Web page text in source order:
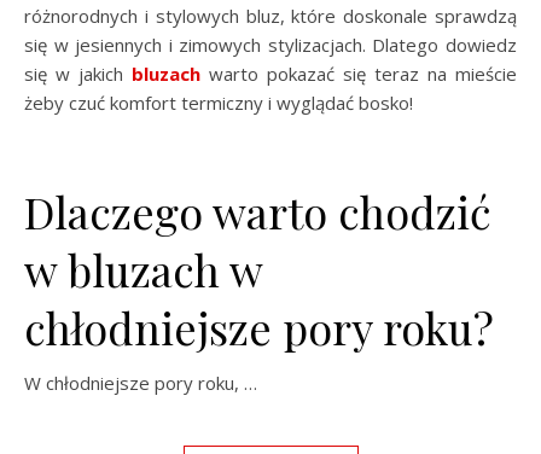
różnorodnych i stylowych bluz, które doskonale sprawdzą
się w jesiennych i zimowych stylizacjach. Dlatego dowiedz
się w jakich bluzach warto pokazać się teraz na mieście
żeby czuć komfort termiczny i wyglądać bosko!
Dlaczego warto chodzić
w bluzach w
chłodniejsze pory roku?
W chłodniejsze pory roku, …